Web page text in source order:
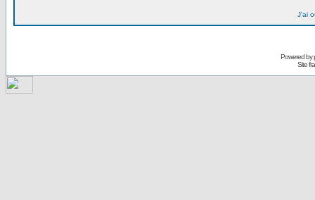
J'ai
Powered by
Site